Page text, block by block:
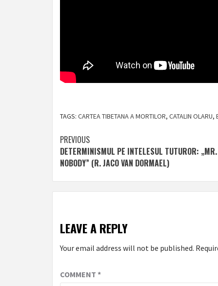
TAGS: CARTEA TIBETANA A MORTILOR, CATALIN OLARU,
Post
navigation
PREVIOUS
DETERMINISMUL PE INTELESUL TUTUROR: „MR.
NOBODY” (R. JACO VAN DORMAEL)
LEAVE A REPLY
Your email address will not be published.
COMMENT *